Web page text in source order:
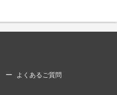
よくあるご質問